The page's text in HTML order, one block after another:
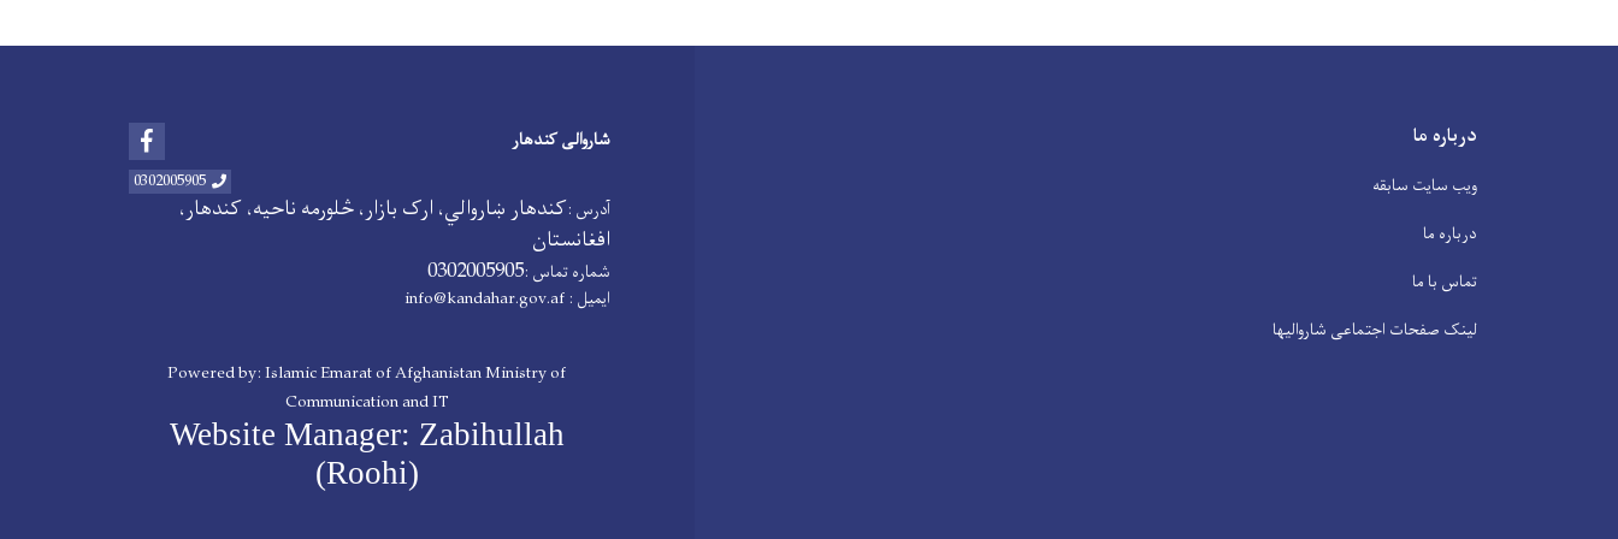
درباره ما
ویب سایت سابقه
درباره ما
تماس با ما
لینک صفحات اجتماعی شاروالیها
شاروالی کندهار
0302005905
آدرس :کندهار ښاروالي، ارک بازار، څلورمه ناحیه، کندهار،
افغانستان
شماره تماس :0302005905
ایمیل : info@kandahar.gov.af
Powered by: Islamic Emarat of Afghanistan Ministry of
Communication and IT
Website Manager: Zabihullah
(Roohi)